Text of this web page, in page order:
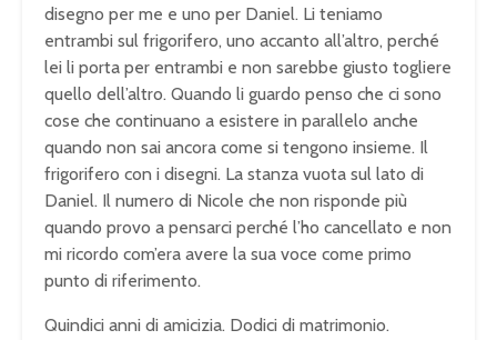
disegno per me e uno per Daniel. Li teniamo
entrambi sul frigorifero, uno accanto all’altro, perché
lei li porta per entrambi e non sarebbe giusto togliere
quello dell’altro. Quando li guardo penso che ci sono
cose che continuano a esistere in parallelo anche
quando non sai ancora come si tengono insieme. Il
frigorifero con i disegni. La stanza vuota sul lato di
Daniel. Il numero di Nicole che non risponde più
quando provo a pensarci perché l’ho cancellato e non
mi ricordo com’era avere la sua voce come primo
punto di riferimento.
Quindici anni di amicizia. Dodici di matrimonio.